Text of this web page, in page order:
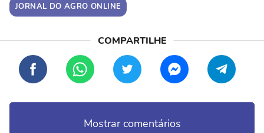
JORNAL DO AGRO ONLINE
Mostrar comentários